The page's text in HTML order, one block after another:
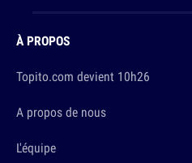
À PROPOS
Topito.com devient 10h26
A propos de nous
L'équipe